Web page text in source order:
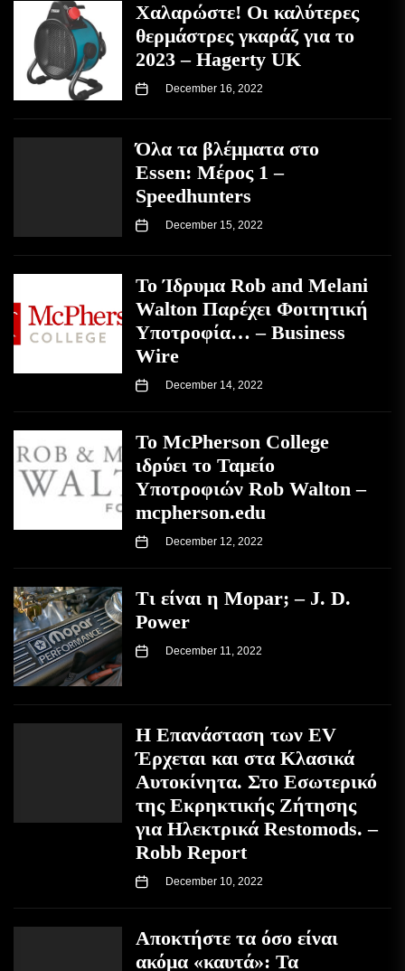
Χαλαρώστε! Οι καλύτερες
θερμάστρες γκαράζ για το
2023 – Hagerty UK
December 16, 2022
Όλα τα βλέμματα στο
Essen: Μέρος 1 –
Speedhunters
December 15, 2022
Το Ίδρυμα Rob and Melani
Walton Παρέχει Φοιτητική
Υποτροφία… – Business
Wire
December 14, 2022
Το McPherson College
ιδρύει το Ταμείο
Υποτροφιών Rob Walton –
mcpherson.edu
December 12, 2022
Τι είναι η Mopar; – J. D.
Power
December 11, 2022
Η Επανάσταση των EV
Έρχεται και στα Κλασικά
Αυτοκίνητα. Στο Εσωτερικό
της Εκρηκτικής Ζήτησης
για Ηλεκτρικά Restomods. –
Robb Report
December 10, 2022
Αποκτήστε τα όσο είναι
ακόμα «καυτά»: Τα